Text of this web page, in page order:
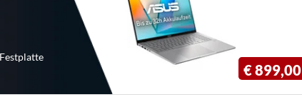
€ 899,00